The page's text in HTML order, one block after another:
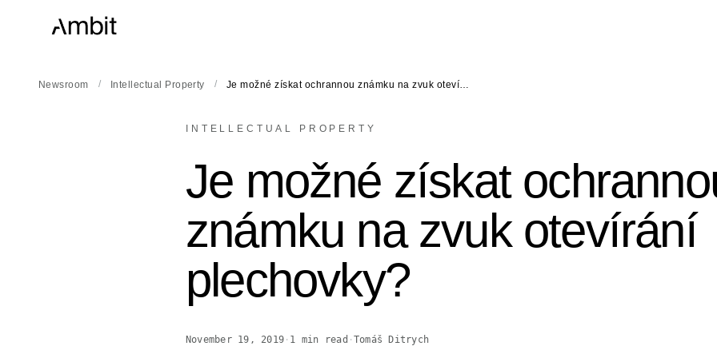
Newsroom / Intellectual Property / Je možné získat ochrannou známku na zvuk oteví…
INTELLECTUAL PROPERTY
Je možné získat
známku na zvuk otevírání
plechovky?
November 19, 2019 · 1 min read ·Tomáš Ditrych